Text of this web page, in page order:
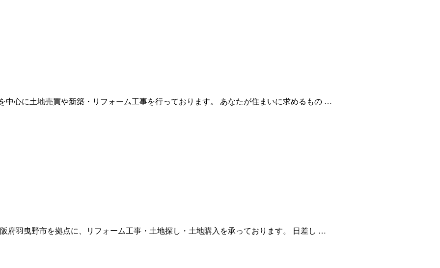
中心に土地売買や新築・リフォーム工事を行っております。 あなたが住まいに求めるもの …
府羽曳野市を拠点に、リフォーム工事・土地探し・土地購入を承っております。 日差し …